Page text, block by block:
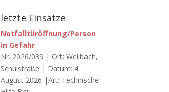
letzte Einsätze
Notfalltüröffnung/Person
in Gefahr
Nr. 2026/039 | Ort: Weilbach,
Schulstraße | Datum: 4.
August 2026 |Art: Technische